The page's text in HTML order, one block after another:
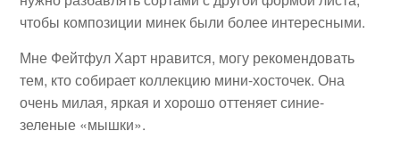
чтобы композиции минек были более интересными.
Мне Фейтфул Харт нравится, могу рекомендовать
тем, кто собирает коллекцию мини-хосточек. Она
очень милая, яркая и хорошо оттеняет синие-
зеленые «мышки».